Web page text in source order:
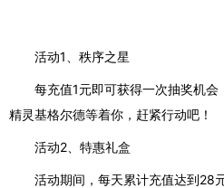
活动1、秩序之星
每充值1元即可获得一次抽奖机
精灵基格尔德等着你，赶紧行动吧！
活动2、特惠礼盒
活动期间，每天累计充值达到28